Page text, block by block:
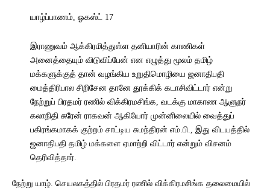
யாழ்ப்பாணம், ஓகஸ்ட் 17
இராணுவம் ஆக்கிரமித்துள்ள தனியாரின் காணிகள்
அனைத்தையும் விடுவிப்பேன் என எழுத்து மூலம் தமிழ்
மக்களுக்குத் தான் வழங்கிய உறுதிமொழியை ஜனாதிபதி
மைத்திரிபால சிறிசேன தானே தூக்கிக் கடாசிவிட்டார் என்று
நேற்றுப் பிரதமர் ரணில் விக்கிரமசிங்க, வடக்கு மாகாண ஆளுநர்
கலாநிதி சுரேன் ராகவன் ஆகியோர் முன்னிலையில் வைத்துப்
பகிரங்கமாகக் குற்றம் சாட்டிய சுமந்திரன் எம்.பி., இது விடயத்தில்
ஜனாதிபதி தமிழ் மக்களை ஏமாற்றி விட்டார் என்றும் விசனம்
தெரிவித்தார்.
நேற்று யாழ். செயலகத்தில் பிரதமர் ரணில் விக்கிரமசிங்க தலைமையில்